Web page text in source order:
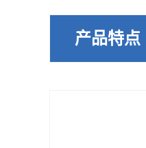
产品特点